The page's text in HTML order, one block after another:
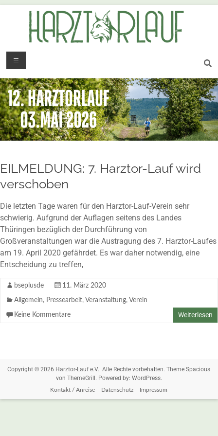
EILMELDUNG: 7. Harztor-Lauf wird
verschoben
Die letzten Tage waren für den Harztor-Lauf-Verein sehr
schwierig. Aufgrund der Auflagen seitens des Landes
Thüringen bezüglich der Durchführung von
Großveranstaltungen war die Austragung des 7. Harztor-Laufes
am 19. April 2020 gefährdet. Es war daher notwendig, eine
Entscheidung zu treffen,
bseplusde 11. März 2020
Allgemein, Pressearbeit, Veranstaltung, Verein
Keine Kommentare Weiterlesen
Copyright © 2026 Harztor-Lauf e.V.. Alle Rechte vorbehalten. ThemeSpacious
von ThemeGrill. Powered by: WordPress.
Kontakt / Anreise Datenschutz Impressum